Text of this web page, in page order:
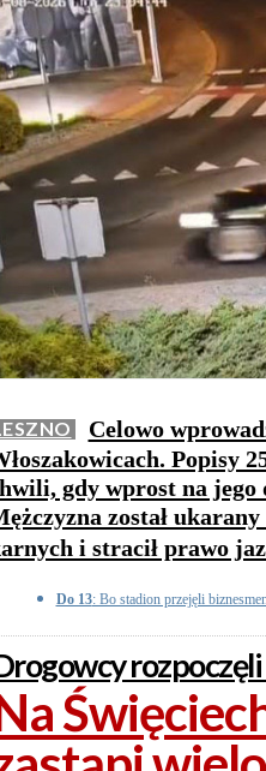
Celowo
Popisy
gdy wprost na
został
i stracił prawo
Do 13: Bo stadion przejęli